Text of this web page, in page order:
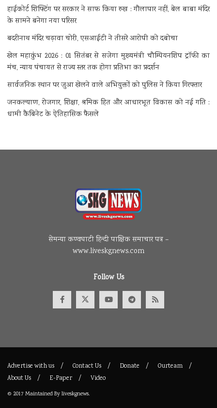
हाईकोर्ट शिफ्टिंग पर सरकार ने साफ किया रुख : गौलापार नहीं, बेल बाबा मंदिर
के सामने बनेगा नया परिसर
बदरीनाथ मंदिर चढ़ावा चोरी, एसआईटी ने तीसरे आरोपी को दबोचा
खेल महाकुंभ 2026 : 01 सितंबर से सजेगा मुख्यमंत्री चौम्पियनशिप ट्रॉफी का
मंच, न्याय पंचायत से राज्य स्तर तक होगा प्रतिभा का प्रदर्शन
सार्वजनिक स्थान पर जुआ खेलने वाले अभियुक्तों को पुलिस ने किया गिरफ्तार
जनकल्याण, रोजगार, शिक्षा, श्रमिक हित और आधारभूत विकास को नई गति :
धामी कैबिनेट के ऐतिहासिक फैसले
सेमन्या कण्वघाटी हिन्दी पाक्षिक समाचार पत्र –
www.liveskgnews.com
Follow Us
Advertise with us Contact Us Donate
Ourteam
About Us
E-Paper Video
© 2017 Maintained Byliveskgnews.